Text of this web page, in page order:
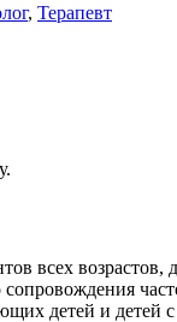
, Терапевт
всех возрастов,
сопровождения
детей и детей